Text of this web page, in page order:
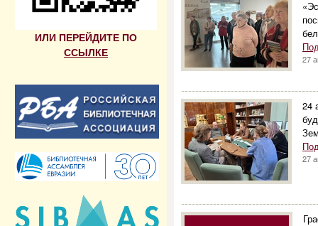
ИЛИ ПЕРЕЙДИТЕ ПО
ССЫЛКЕ
27
24
27